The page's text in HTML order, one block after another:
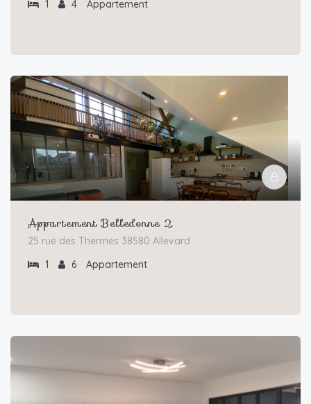
1
4 Appartement
Appartement Belledonne 2
25 rue des Thermes 38580 Allevard
1
6 Appartement